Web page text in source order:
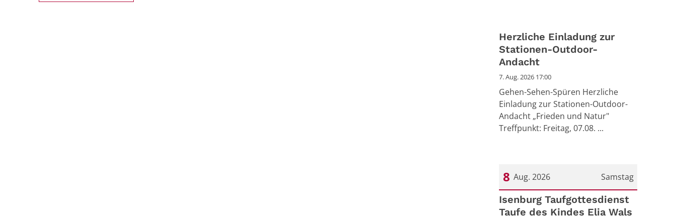
Herzliche Einladung zur
Stationen-Outdoor-
Andacht
7. Aug. 2026 17:00
Gehen-Sehen-Spüren Herzliche
Einladung zur Stationen-Outdoor-
Andacht „Frieden und Natur"
Treffpunkt: Freitag, 07.08. ...
Samstag
8 Aug. 2026
Datum: 8. August 2026
Isenburg Taufgottesdienst
Taufe des Kindes Elia Wals